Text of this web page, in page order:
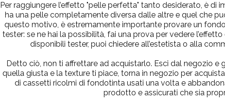
Per raggiungere l’effetto "pelle perfetta" tanto desiderato, è
ha una pelle completamente diversa dalle altre e quel che
questo motivo, è estremamente importante provare un
tester: se ne hai la possibilità, fai una prova per vedere
disponibili tester, puoi chiedere all’estetista o alla
Detto ciò, non ti affrettare ad acquistarlo. Esci dal negozio
quella giusta e la texture ti piace, torna in negozio per
di cassetti ricolmi di fondotinta usati una volta e
prodotto e assicurati che sia